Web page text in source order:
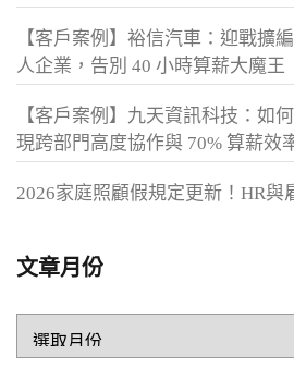
【客戶案例】裕信汽車：迎戰擴
人企業，告別 40 小時算薪大魔王
【客戶案例】九天資訊科技：如
現跨部門高度協作與 70% 算薪效
2026家庭照顧假規定更新！HR與
文章月份